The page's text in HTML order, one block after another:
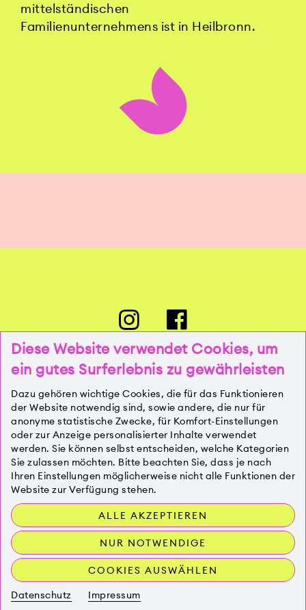
mittelständischen
Familienunternehmens ist in Heilbronn.
PRESSE
KONTAKT
IMPRESSUM
DATENSCHUTZ
Diese Website verwendet Cookies, um
ein gutes Surferlebnis zu gewährleisten
Dazu gehören wichtige Cookies, die für das Funktionieren
der Website notwendig sind, sowie andere, die nur für
anonyme statistische Zwecke, für Komfort-Einstellungen
oder zur Anzeige personalisierter Inhalte verwendet
werden. Sie können selbst entscheiden, welche Kategorien
Sie zulassen möchten. Bitte beachten Sie, dass je nach
Ihren Einstellungen möglicherweise nicht alle Funktionen der
Website zur Verfügung stehen.
ALLE AKZEPTIEREN
NUR NOTWENDIGE
COOKIES AUSWÄHLEN
Datenschutz Impressum